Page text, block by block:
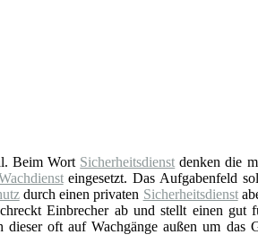
Beim Wort Sicherheitsdienst denken die
eingesetzt. Das Aufgabenfeld
durch einen privaten Sicherheitsdienst
Einbrecher ab und stellt einen gut
oft auf Wachgänge außen um das